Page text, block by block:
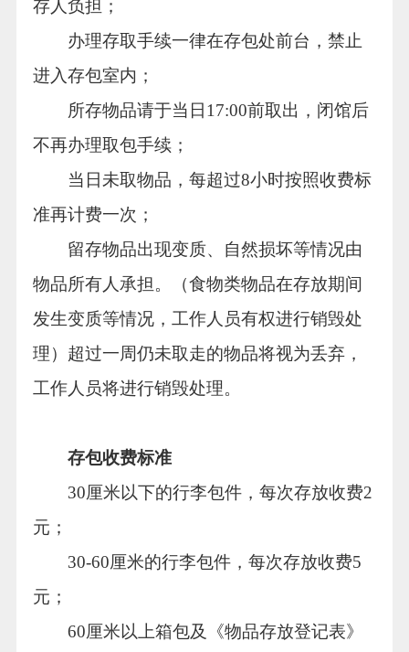
存人负担；
办理存取手续一律在存包处前台，禁止
进入存包室内；
所存物品请于当日17:00前取出，闭馆后
不再办理取包手续；
当日未取物品，每超过8小时按照收费标
准再计费一次；
留存物品出现变质、自然损坏等情况由
物品所有人承担。（食物类物品在存放期间
发生变质等情况，工作人员有权进行销毁处
理）超过一周仍未取走的物品将视为丢弃，
工作人员将进行销毁处理。
存包收费标准
30厘米以下的行李包件，每次存放收费2
元；
30-60厘米的行李包件，每次存放收费5
元；
60厘米以上箱包及《物品存放登记表》